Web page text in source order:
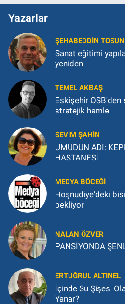
Yazarlar
ŞEHABEDDIN
Sanat eğitimi
yeniden
TEMEL AKBAŞ
Eskişehir
stratejik hamle
SEVIM ŞAHIN
UMUDUN ADI:
HASTANESİ
MEDYA BÖCEĞI
Hoşnudiye'deki
bekliyor
NALAN ÖZVER
PANSİYONDA
ERTUĞRUL ALTINEL
İçinde Su Şişesi
Yanar?